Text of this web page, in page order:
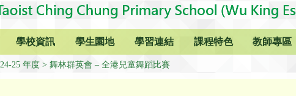
學校資訊 學生園地 學習連結 課程特色 教師專區
24-25 年度 舞林群英會 – 全港兒童舞蹈比賽